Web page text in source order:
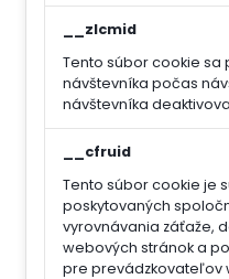
__zlcmid
Tento súbor cookie sa
návštevníka počas
návštevníka
__cfruid
Tento súbor cookie je
poskytovaných
vyrovnávania záťaže,
webových stránok a
pre prevádzkovateľov